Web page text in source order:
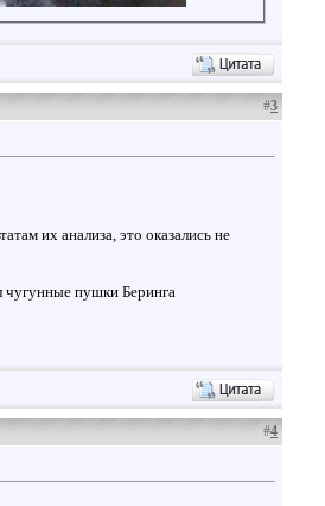
#3
их анализа, это оказались не
чугунные пушки Беринга
#4